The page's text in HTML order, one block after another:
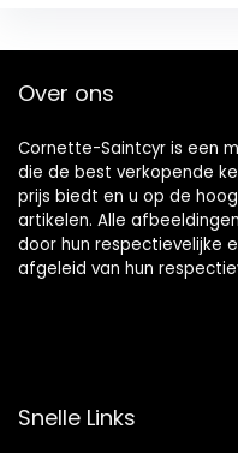
Over ons
Cornette-Saintcyr is een
die de best verkopende
prijs biedt en u op de
artikelen. Alle
door hun respectievelijke
afgeleid van hun
Snelle Links